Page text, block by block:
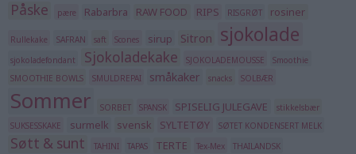
Påske pære Rabarbra RAW FOOD RIPS RISGRØT rosiner
Rullekake SAFRAN saft Scones sirup Sitron sjokolade
sjokoladefondant Sjokoladekake SJOKOLADEMOUSSE
Smoothie
SMOOTHIE BOWLS
SMULDREPAI småkaker snacks SOLBÆR
Sommer SORBET SPANSK SPISELIG JULEGAVE
stikkelsbær
SUKSESSKAKE
surmelk svensk SYLTETØY SØTET KONDENSERT MELK
Søtt & sunt TAHINI TAPAS TERTE Tex-Mex THAILANDSK